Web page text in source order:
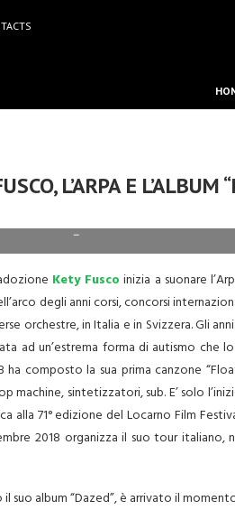
L’ARPA E L’ALBUM
–
Kety Fusco inizia a suonare
degli anni corsi, concorsi
orchestre, in Italia e in Svizzera. Gli
ad un’estrema forma di autismo che
composto la sua prima canzone
machine, sintetizzatori, sub. E’ solo
alla 71° edizione del Locarno Film
2018 organizza il suo tour italiano,
suo album “Dazed”, è arrivato il